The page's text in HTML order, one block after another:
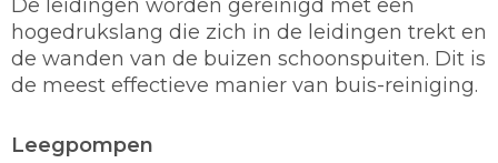
De leidingen worden gereinigd met een
hogedrukslang die zich in de leidingen trekt en
de wanden van de buizen schoonspuiten. Dit is
de meest effectieve manier van buis-reiniging.
Leegpompen